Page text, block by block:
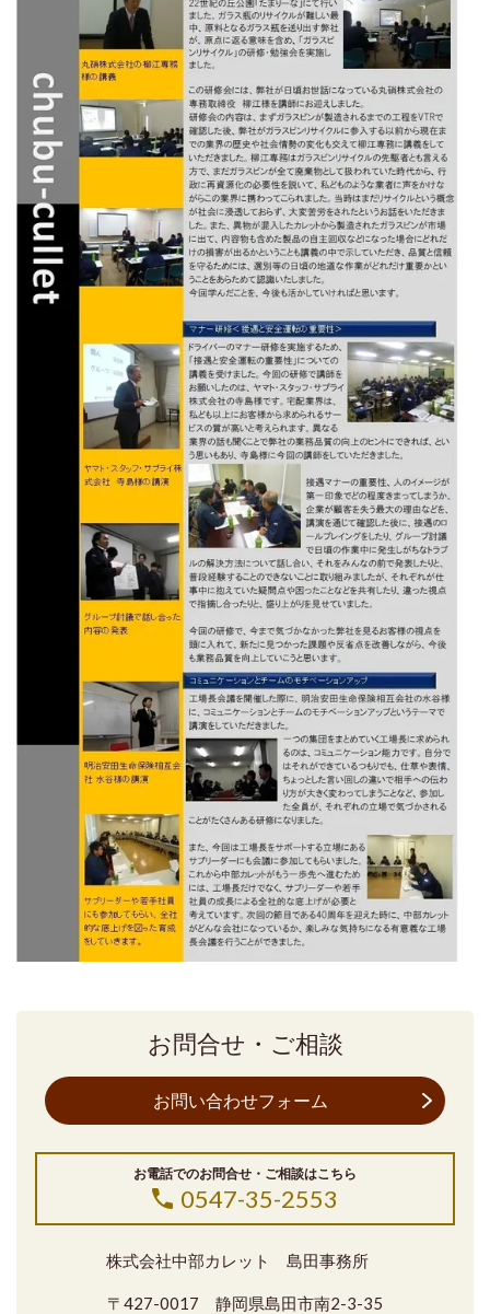
お問合せ・ご相談
お問い合わせフォーム
お電話でのお問合せ・ご相談はこちら
0547-35-2553
株式会社中部カレット 島田事務所
〒427-0017 静岡県島田市南2-3-35